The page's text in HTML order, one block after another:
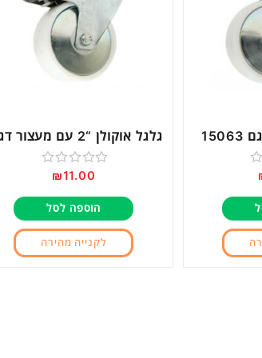
דורג
0
5
₪11.00
הוספה לסל
לקנייה מהירה